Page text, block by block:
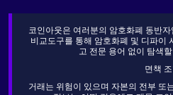
코인아웃은 여러분의 암호화폐 동반
비교도구를 통해 암호화폐 및 디파이
고 전문 용어 없이 탐색
면책
거래는 위험이 있으며 자본의 전부 또